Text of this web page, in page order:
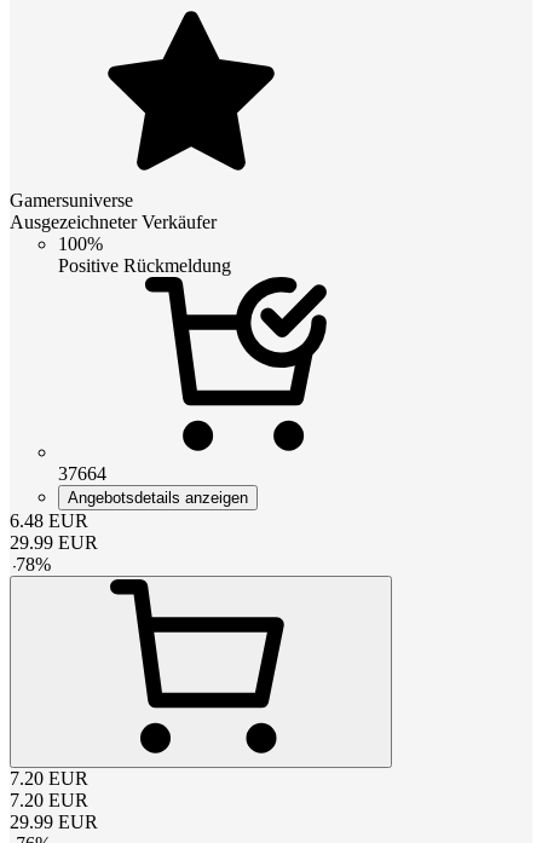
Gamersuniverse
Ausgezeichneter Verkäufer
100%
Positive Rückmeldung
37664
Angebotsdetails anzeigen
6.48 EUR
29.99 EUR
-78%
7.20 EUR
7.20 EUR
29.99 EUR